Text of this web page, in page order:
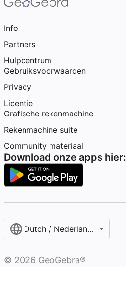
Info
Partners
Hulpcentrum
Gebruiksvoorwaarden
Privacy
Licentie
Grafische rekenmachine
Rekenmachine suite
Community materiaal
Download onze apps hier:
Dutch / Nederlands‎ (België)‎
© 2026 GeoGebra®